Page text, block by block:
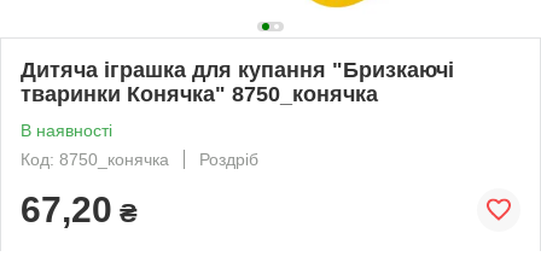
Дитяча іграшка для купання "Бризкаючі
тваринки Конячка" 8750_конячка
В наявності
Код: 8750_конячка
Роздріб
67,20 ₴